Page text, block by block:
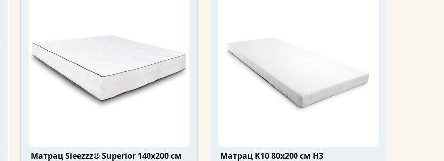
Матрац Sleezzz® Superior 140x200 см
Матрац K10 80x200 см H3